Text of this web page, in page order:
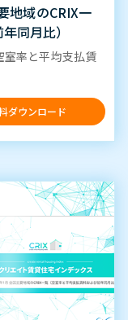
地域のCRIX一
同月比）
室率と平均支払賃
ダウンロード